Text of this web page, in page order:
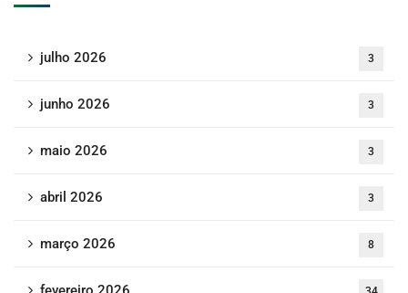
julho 2026 3
junho 2026 3
maio 2026 3
abril 2026 3
março 2026 8